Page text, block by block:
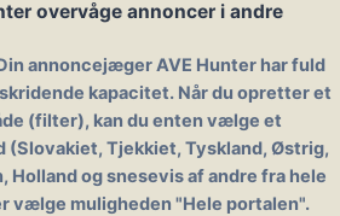
overvåge annoncer i andre
annoncejæger AVE Hunter har fuld
kapacitet. Når du opretter et
(filter), kan du enten vælge et
(Slovakiet, Tjekkiet, Tyskland, Østrig,
Holland og snesevis af andre fra hele
vælge muligheden "Hele portalen".